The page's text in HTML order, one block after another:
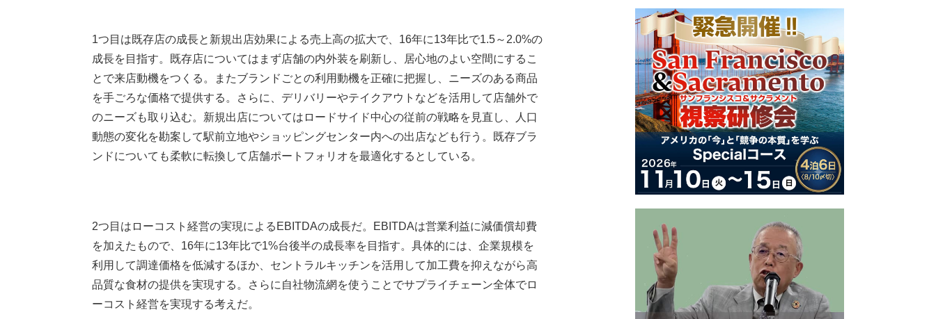
1つ目は既存店の成長と新規出店効果による売上高の拡大で、16年に13年比で1.5～2.0%の
成長を目指す。既存店についてはまず店舗の内外装を刷新し、居心地のよい空間にするこ
とで来店動機をつくる。またブランドごとの利用動機を正確に把握し、ニーズのある商品
を手ごろな価格で提供する。さらに、デリバリーやテイクアウトなどを活用して店舗外で
のニーズも取り込む。新規出店についてはロードサイド中心の従前の戦略を見直し、人口
動態の変化を勘案して駅前立地やショッピングセンター内への出店なども行う。既存ブラ
ンドについても柔軟に転換して店舗ポートフォリオを最適化するとしている。
2つ目はローコスト経営の実現によるEBITDAの成長だ。EBITDAは営業利益に減価償却費
を加えたもので、16年に13年比で1%台後半の成長率を目指す。具体的には、企業規模を
利用して調達価格を低減するほか、セントラルキッチンを活用して加工費を抑えながら高
品質な食材の提供を実現する。さらに自社物流網を使うことでサプライチェーン全体でロ
ーコスト経営を実現する考えだ。